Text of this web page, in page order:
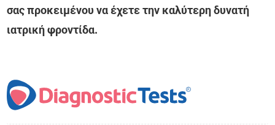
σας προκειμένου να έχετε την καλύτερη δυνατή
ιατρική φροντίδα.